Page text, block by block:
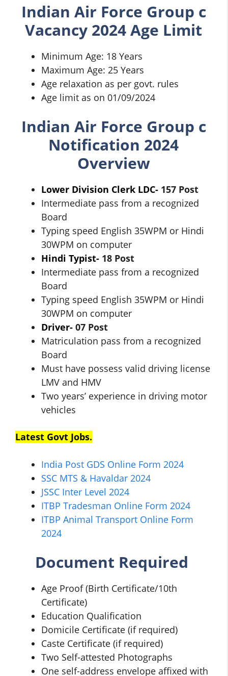
Indian Air Force Group c
Vacancy 2024 Age Limit
Minimum Age: 18 Years
Maximum Age: 25 Years
Age relaxation as per govt. rules
Age limit as on 01/09/2024
Indian Air Force Group c
Notification 2024
Overview
Lower Division Clerk LDC- 157 Post
Intermediate pass from a recognized
Board
Typing speed English 35WPM or Hindi
30WPM on computer
Hindi Typist- 18 Post
Intermediate pass from a recognized
Board
Typing speed English 35WPM or Hindi
30WPM on computer
Driver- 07 Post
Matriculation pass from a recognized
Board
Must have possess valid driving license
LMV and HMV
Two years’ experience in driving motor
vehicles
Latest Govt Jobs.
India Post GDS Online Form 2024
SSC MTS & Havaldar 2024
JSSC Inter Level 2024
ITBP Tradesman Online Form 2024
ITBP Animal Transport Online Form
2024
Document Required
Age Proof (Birth Certificate/10th
Certificate)
Education Qualification
Domicile Certificate (if required)
Caste Certificate (if required)
Two Self-attested Photographs
One self-address envelope affixed with